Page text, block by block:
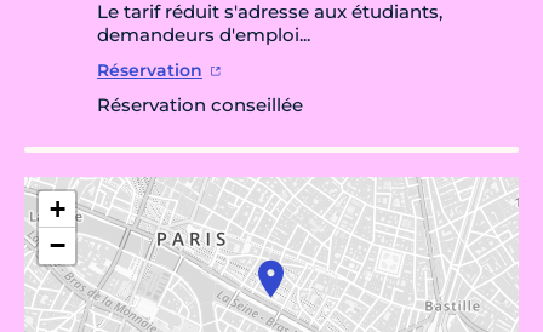
Le tarif réduit s'adresse aux étudiants,
demandeurs d'emploi...
Réservation
Réservation conseillée
+
−